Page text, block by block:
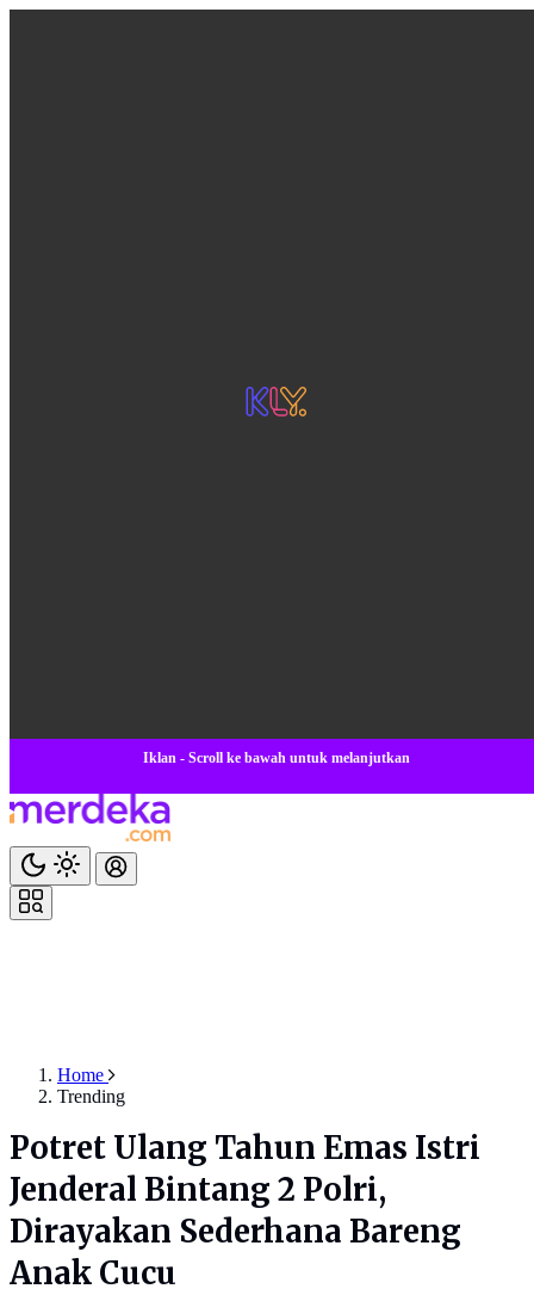
Iklan - Scroll ke bawah untuk melanjutkan
Home
Trending
Potret Ulang Tahun Emas Istri
Jenderal Bintang 2 Polri,
Dirayakan Sederhana Bareng
Anak Cucu